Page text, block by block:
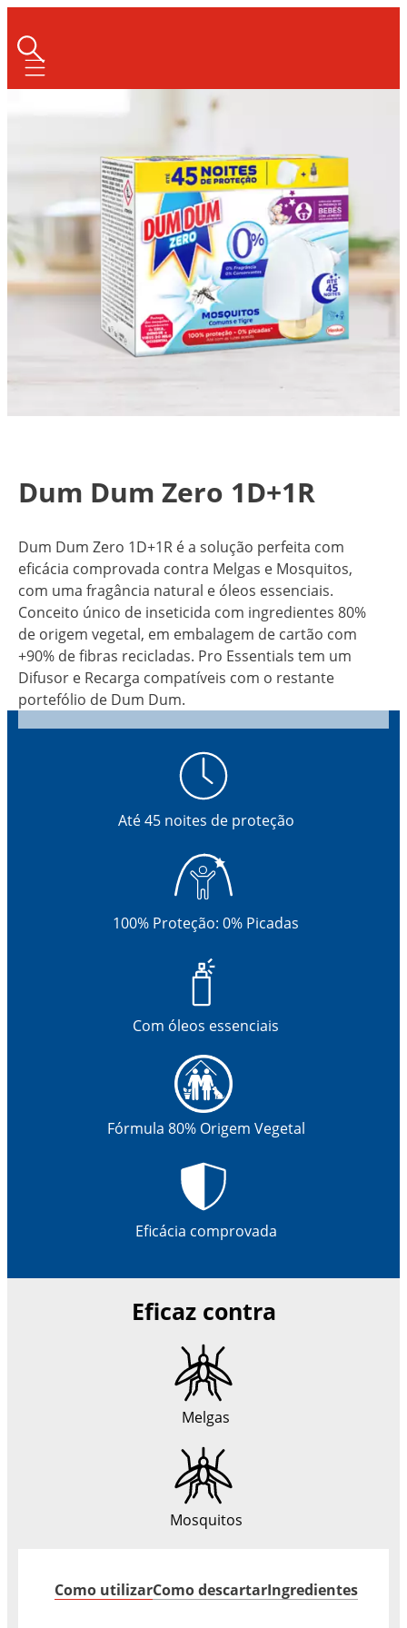
Mobile navigation
Dum Dum Zero 1D+1R
Dum Dum Zero 1D+1R é a solução perfeita com
eficácia comprovada contra Melgas e Mosquitos,
com uma fragância natural e óleos essenciais.
Conceito único de inseticida com ingredientes 80%
de origem vegetal, em embalagem de cartão com
+90% de fibras recicladas. Pro Essentials tem um
Difusor e Recarga compatíveis com o restante
portefólio de Dum Dum.
Até 45 noites de proteção
100% Proteção: 0% Picadas
Com óleos essenciais
Fórmula 80% Origem Vegetal
Eficácia comprovada
Eficaz contra
Melgas
Mosquitos
Como utilizarComo descartarIngredientes